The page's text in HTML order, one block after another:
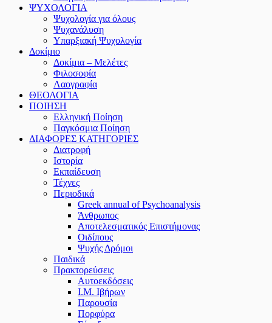
ΨΥΧΟΛΟΓΙΑ
Ψυχολογία για όλους
Ψυχανάλυση
Υπαρξιακή Ψυχολογία
Δοκίμιο
Δοκίμια – Μελέτες
Φιλοσοφία
Λαογραφία
ΘΕΟΛΟΓΙΑ
ΠΟΙΗΣΗ
Ελληνική Ποίηση
Παγκόσμια Ποίηση
ΔΙΑΦΟΡΕΣ ΚΑΤΗΓΟΡΙΕΣ
Διατροφή
Ιστορία
Εκπαίδευση
Τέχνες
Περιοδικά
Greek annual of Psychoanalysis
Άνθρωπος
Αποτελεσματικός Επιστήμονας
Οιδίπους
Ψυχής Δρόμοι
Παιδικά
Πρακτoρεύσεις
Αυτοεκδόσεις
Ι.Μ. Ιβήρων
Παρουσία
Πορφύρα